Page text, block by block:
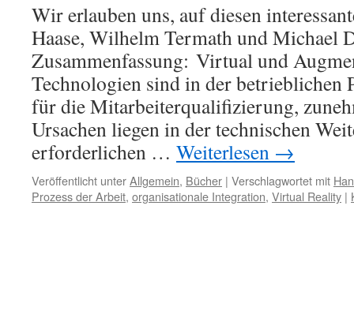
Wir erlauben uns, auf diesen
Haase, Wilhelm Termath und Michael
Zusammenfassung: Virtual und
Technologien sind in der betrieblichen
für die Mitarbeiterqualifizierung,
Ursachen liegen in der technischen
erforderlichen … Weiterlesen →
Veröffentlicht unterAllgemein, Bücher | Verschlagwortet mit
Prozess der Arbeit, organisationale Integration, Virtual Reality |